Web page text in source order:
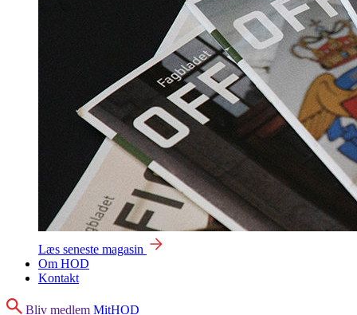
Læs seneste magasin
Om HOD
Kontakt
Søg
Bliv medlem MitHOD